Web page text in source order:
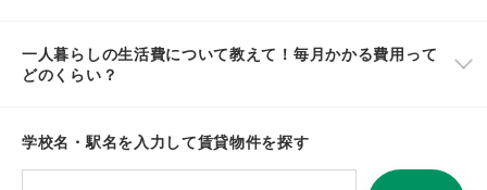
一人暮らしの生活費について教えて！毎月かかる費用って
どのくらい？
学校名・駅名を入力して賃貸物件を探す